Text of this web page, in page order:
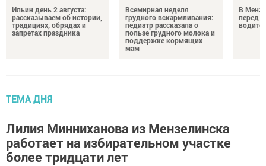
Ильин день 2 августа:
рассказываем об истории,
традициях, обрядах и
запретах праздника
Всемирная неделя
грудного вскармливания:
педиатр рассказала о
пользе грудного молока и
поддержке кормящих
мам
В
перед
ТЕМА ДНЯ
Лилия Минниханова из Мензелинска
работает на избирательном участке
более тридцати лет